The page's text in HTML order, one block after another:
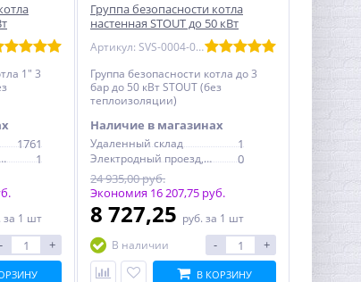
1" 3
1761
проезд, 6с1
1
за 1 шт
- +
Группа безопасности котла
настенная STOUT до 50 кВт
Артикул: SVS-0004-015025
Группа безопасности котла до 3
бар до 50 кВт STOUT (без
теплоизоляции)
Наличие в магазинах
Удаленный склад 1
Электродный проезд, 6с1
0
24 935,00 руб.
Экономия 16 207,75 руб.
8 727,25 руб. за 1 шт
В наличии
- +
В КОРЗИНУ